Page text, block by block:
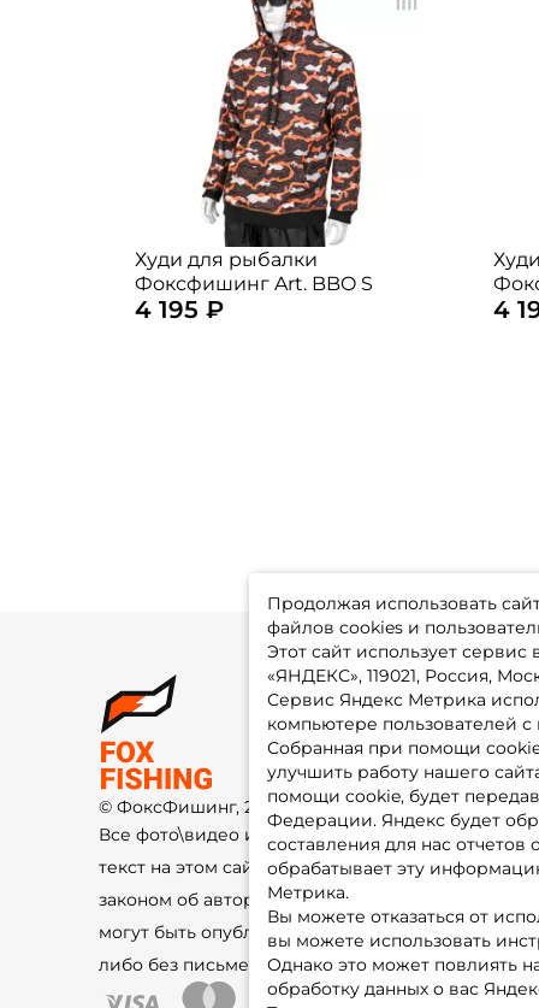
Худи для рыбалки
Фоксфишинг Art. BBO S
4 195 ₽ 4
Продолжая использовать
файлов cookies и
Этот сайт использует
«ЯНДЕКС», 119021, Россия,
Сервис Яндекс Метрика
компьютере пользователей с
Собранная при помощи
улучшить работу нашего
помощи cookie, будет
Федерации. Яндекс будет
составления для нас отчетов
обрабатывает эту
Метрика.
Вы можете отказаться от
вы можете использовать
Однако это может повлиять
обработку данных о вас
© ФоксФишинг, 2009-2026
Все фото\видео изображения и
текст на этом сайте защищены
законом об авторском праве и не
могут быть опубликованы ещё где-
либо без письменного разрешения.
О